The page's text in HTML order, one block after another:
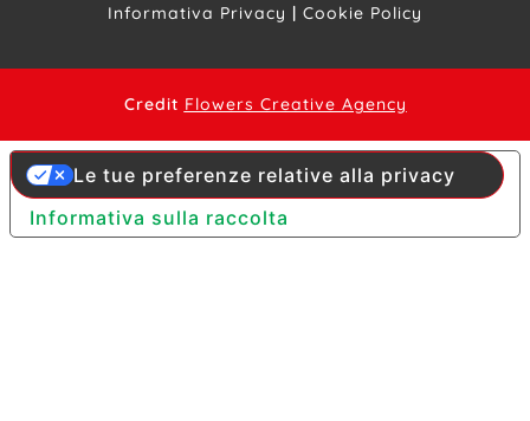
Informativa Privacy | Cookie Policy
Credit Flowers Creative Agency
Informativa sulla raccolta
Le tue preferenze relative alla privacy